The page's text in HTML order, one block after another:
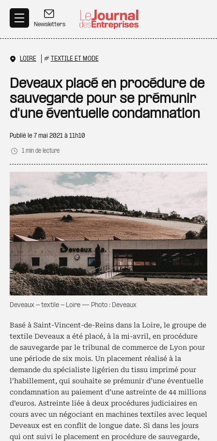
Newsletters
LOIRE # TEXTILE ET MODE
Deveaux placé en procédure de
sauvegarde pour se prémunir
d'une éventuelle condamnation
Publié le 7 mai 2021 à 11h10
1 min de lecture
Deveaux - textile - Loire — Photo : Deveaux
Basé à Saint-Vincent-de-Reins dans la Loire, le groupe de
textile Deveaux a été placé, à la mi-avril, en procédure
de sauvegarde par le tribunal de commerce de Lyon pour
une période de six mois. Un placement réalisé à la
demande du spécialiste ligérien du tissu imprimé pour
l’habillement, qui souhaite se prémunir d’une éventuelle
condamnation au paiement d’une astreinte de 44 millions
d’euros. Astreinte liée à deux procédures judiciaires en
cours avec un négociant en machines textiles avec lequel
Deveaux est en conflit de longue date. Si dans les jours
qui ont suivi le placement en procédure de sauvegarde,